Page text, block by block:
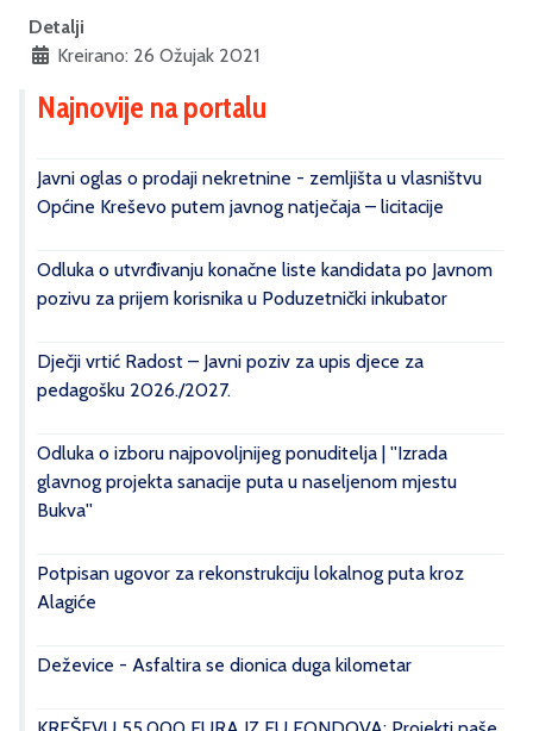
Detalji
Kreirano: 26 Ožujak 2021
Najnovije na portalu
Javni oglas o prodaji nekretnine - zemljišta u vlasništvu
Općine Kreševo putem javnog natječaja – licitacije
Odluka o utvrđivanju konačne liste kandidata po Javnom
pozivu za prijem korisnika u Poduzetnički inkubator
Dječji vrtić Radost – Javni poziv za upis djece za
pedagošku 2026./2027.
Odluka o izboru najpovoljnijeg ponuditelja | ''Izrada
glavnog projekta sanacije puta u naseljenom mjestu
Bukva''
Potpisan ugovor za rekonstrukciju lokalnog puta kroz
Alagiće
Deževice - Asfaltira se dionica duga kilometar